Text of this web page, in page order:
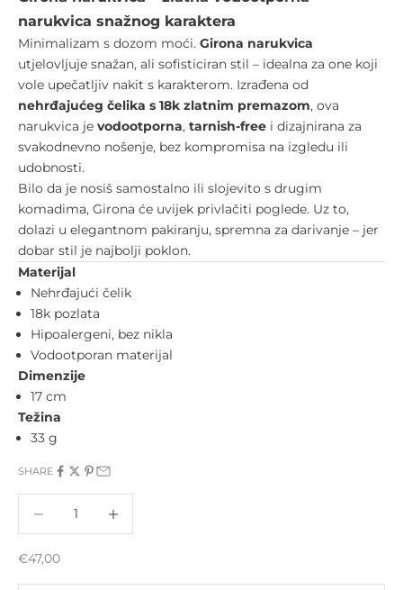
narukvica snažnog karaktera
Minimalizam s dozom moći. Girona narukvica
utjelovljuje snažan, ali sofisticiran stil – idealna za one koji
vole upečatljiv nakit s karakterom. Izrađena od
nehrđajućeg čelika s 18k zlatnim premazom, ova
narukvica je vodootporna, tarnish-free i dizajnirana za
svakodnevno nošenje, bez kompromisa na izgledu ili
udobnosti.
Bilo da je nosiš samostalno ili slojevito s drugim
komadima, Girona će uvijek privlačiti poglede. Uz to,
dolazi u elegantnom pakiranju, spremna za darivanje – jer
dobar stil je najbolji poklon.
Materijal
Nehrđajući čelik
18k pozlata
Hipoalergeni, bez nikla
Vodootporan materijal
Dimenzije
17 cm
Težina
33 g
SHARE
Sale price
€47,00